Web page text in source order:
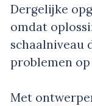
Dergelijke
omdat
schaalniveau
problemen
Met